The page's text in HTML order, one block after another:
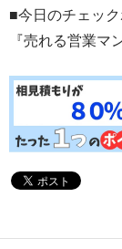
■今日のチェック
『売れる営業マ